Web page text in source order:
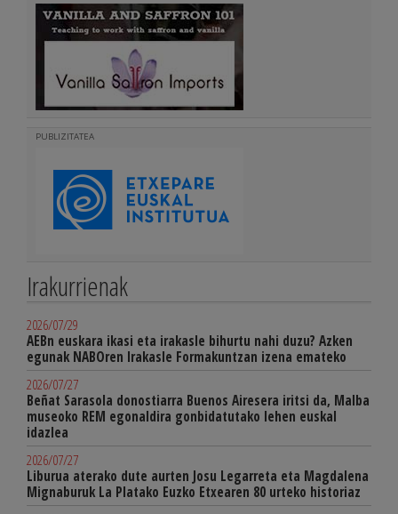
PUBLIZITATEA
Irakurrienak
2026/07/29
AEBn euskara ikasi eta irakasle bihurtu nahi duzu? Azken
egunak NABOren Irakasle Formakuntzan izena emateko
2026/07/27
Beñat Sarasola donostiarra Buenos Airesera iritsi da, Malba
museoko REM egonaldira gonbidatutako lehen euskal
idazlea
2026/07/27
Liburua aterako dute aurten Josu Legarreta eta Magdalena
Mignaburuk La Platako Euzko Etxearen 80 urteko historiaz